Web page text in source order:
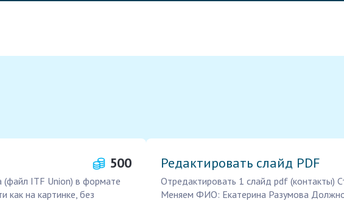
500
(файл ITF Union) в формате
как на картинке, без
Редактировать слайд PDF
Отредактировать 1 слайд pdf (контакты)
Меняем ФИО: Екатерина Разумова